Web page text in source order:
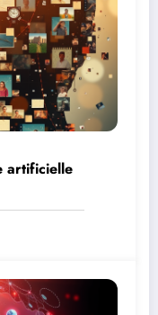
artificielle